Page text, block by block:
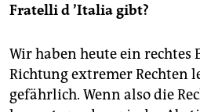
Fratelli d’Italia gibt?
Wir haben heute ein rechtes
Richtung extremer Rechten
gefährlich. Wenn also die